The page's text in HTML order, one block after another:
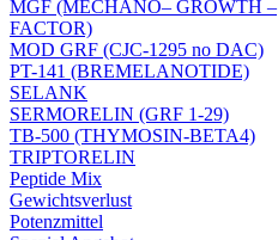
MGF (MECHANO– GROWTH –
FACTOR)
MOD GRF (CJC-1295 no DAC)
PT-141 (BREMELANOTIDE)
SELANK
SERMORELIN (GRF 1-29)
TB-500 (THYMOSIN-BETA4)
TRIPTORELIN
Peptide Mix
Gewichtsverlust
Potenzmittel